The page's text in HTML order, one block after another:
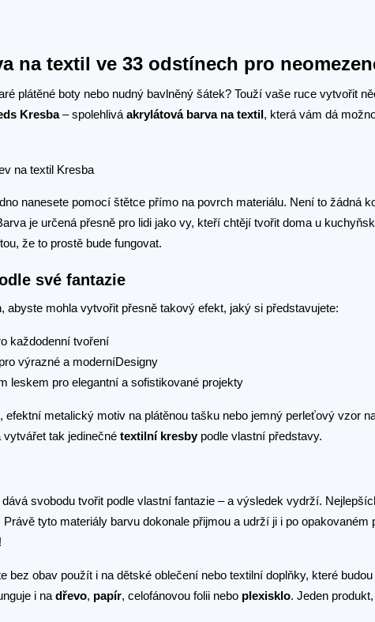
na textil ve 33 odstínech pro
plátěné boty nebo nudný bavlněný šátek? Touží vaše ruce vytvořit
Kresba– spolehlivá akrylátová barva na textil, která vám dá
nanesete pomocí štětce přímo na povrch materiálu. Není to žádná
je určená přesně pro lidi jako vy, kteří chtějí tvořit doma u
že to prostě bude fungovat.
své fantazie
mohla vytvořit přesně takový efekt, jaký si představujete:
každodenní tvoření
výrazné a moderníDesigny
leskem pro elegantní a sofistikované projekty
metalický motiv na plátěnou tašku nebo jemný perleťový vzor
vytvářet tak jedinečné textilní kresbypodle vlastní představy.
svobodu tvořit podle vlastní fantazie – a výsledek vydrží.
Právě tyto materiály barvu dokonale přijmou a udrží ji i po opakovaném
bez obav použít i na dětské oblečení nebo textilní doplňky, které
i na dřevo, papír, celofánovou folii nebo plexisklo. Jeden